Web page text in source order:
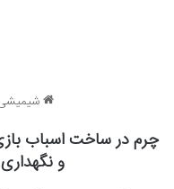
چرم در ساخت اسباب
و